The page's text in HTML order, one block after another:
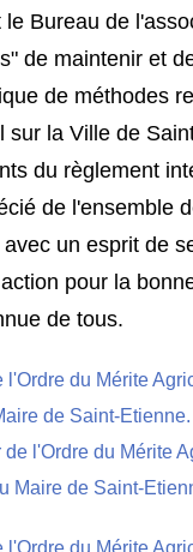
Bureau de
de maintenir et
de méthodes
la Ville de
du règlement
de l'ensemble
un esprit de
pour la
de tous.